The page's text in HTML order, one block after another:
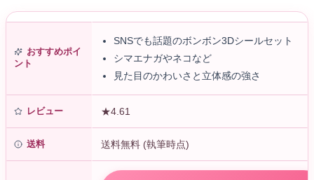
おすすめポイ
ント
SNSでも話題のボンボン3Dシールセット
シマエナガやネコなど
見た目のかわいさと立体感の強さ
レビュー ★4.61
送料 送料無料 (執筆時点)